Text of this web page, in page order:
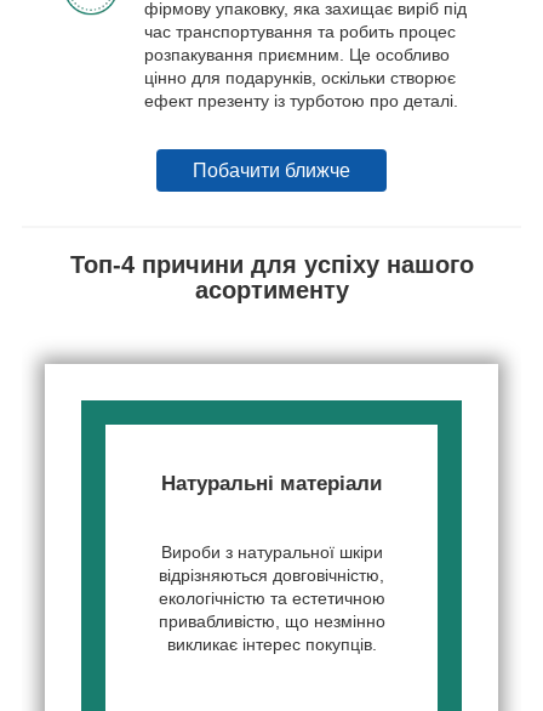
фірмову упаковку, яка захищає виріб під
час транспортування та робить процес
розпакування приємним. Це особливо
цінно для подарунків, оскільки створює
ефект презенту із турботою про деталі.
Побачити ближче
Топ-4 причини для успіху нашого
асортименту
Натуральні матеріали
Вироби з натуральної шкіри
відрізняються довговічністю,
екологічністю та естетичною
привабливістю, що незмінно
викликає інтерес покупців.